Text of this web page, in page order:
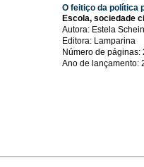
O feitiço da política
Escola, sociedade
Autora: Estela
Editora: Lamparina
Número de páginas:
Ano de lançamento: